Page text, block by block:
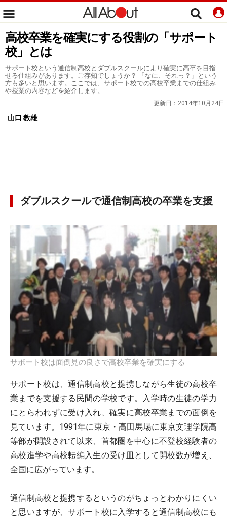
高校卒業を確実にする役割の「サポート
校」とは
サポート校という通信制高校とダブルスクールにより確実に高卒を目指
せる仕組みがあります。ご存知でしょうか？ 「なに、それっ？」という
方も多いと思います。ここでは、サポート校での高校卒業までの仕組み
や授業の内容などを紹介します。
更新日： 2014年10月24日
山口 教雄
ダブルスクールで通信制高校の卒業を支援
サポート校は面倒見の良さで高校卒業を確実にする
サポート校は、通信制高校と提携しながら生徒の高校卒
業までを支援する民間の学校です。入学時の生徒の学力
にとらわれずに受け入れ、確実に高校卒業までの面倒を
見ています。1991年に東京・高田馬場に東京文理学院高
等部が開設されて以来、首都圏を中心に不登校経験者の
高校進学や高校転編入生の受け皿として開校数が増え、
全国に広がっています。
通信制高校と提携するというのがちょっとわかりにくい
と思いますが、サポート校に入学すると通信制高校にも